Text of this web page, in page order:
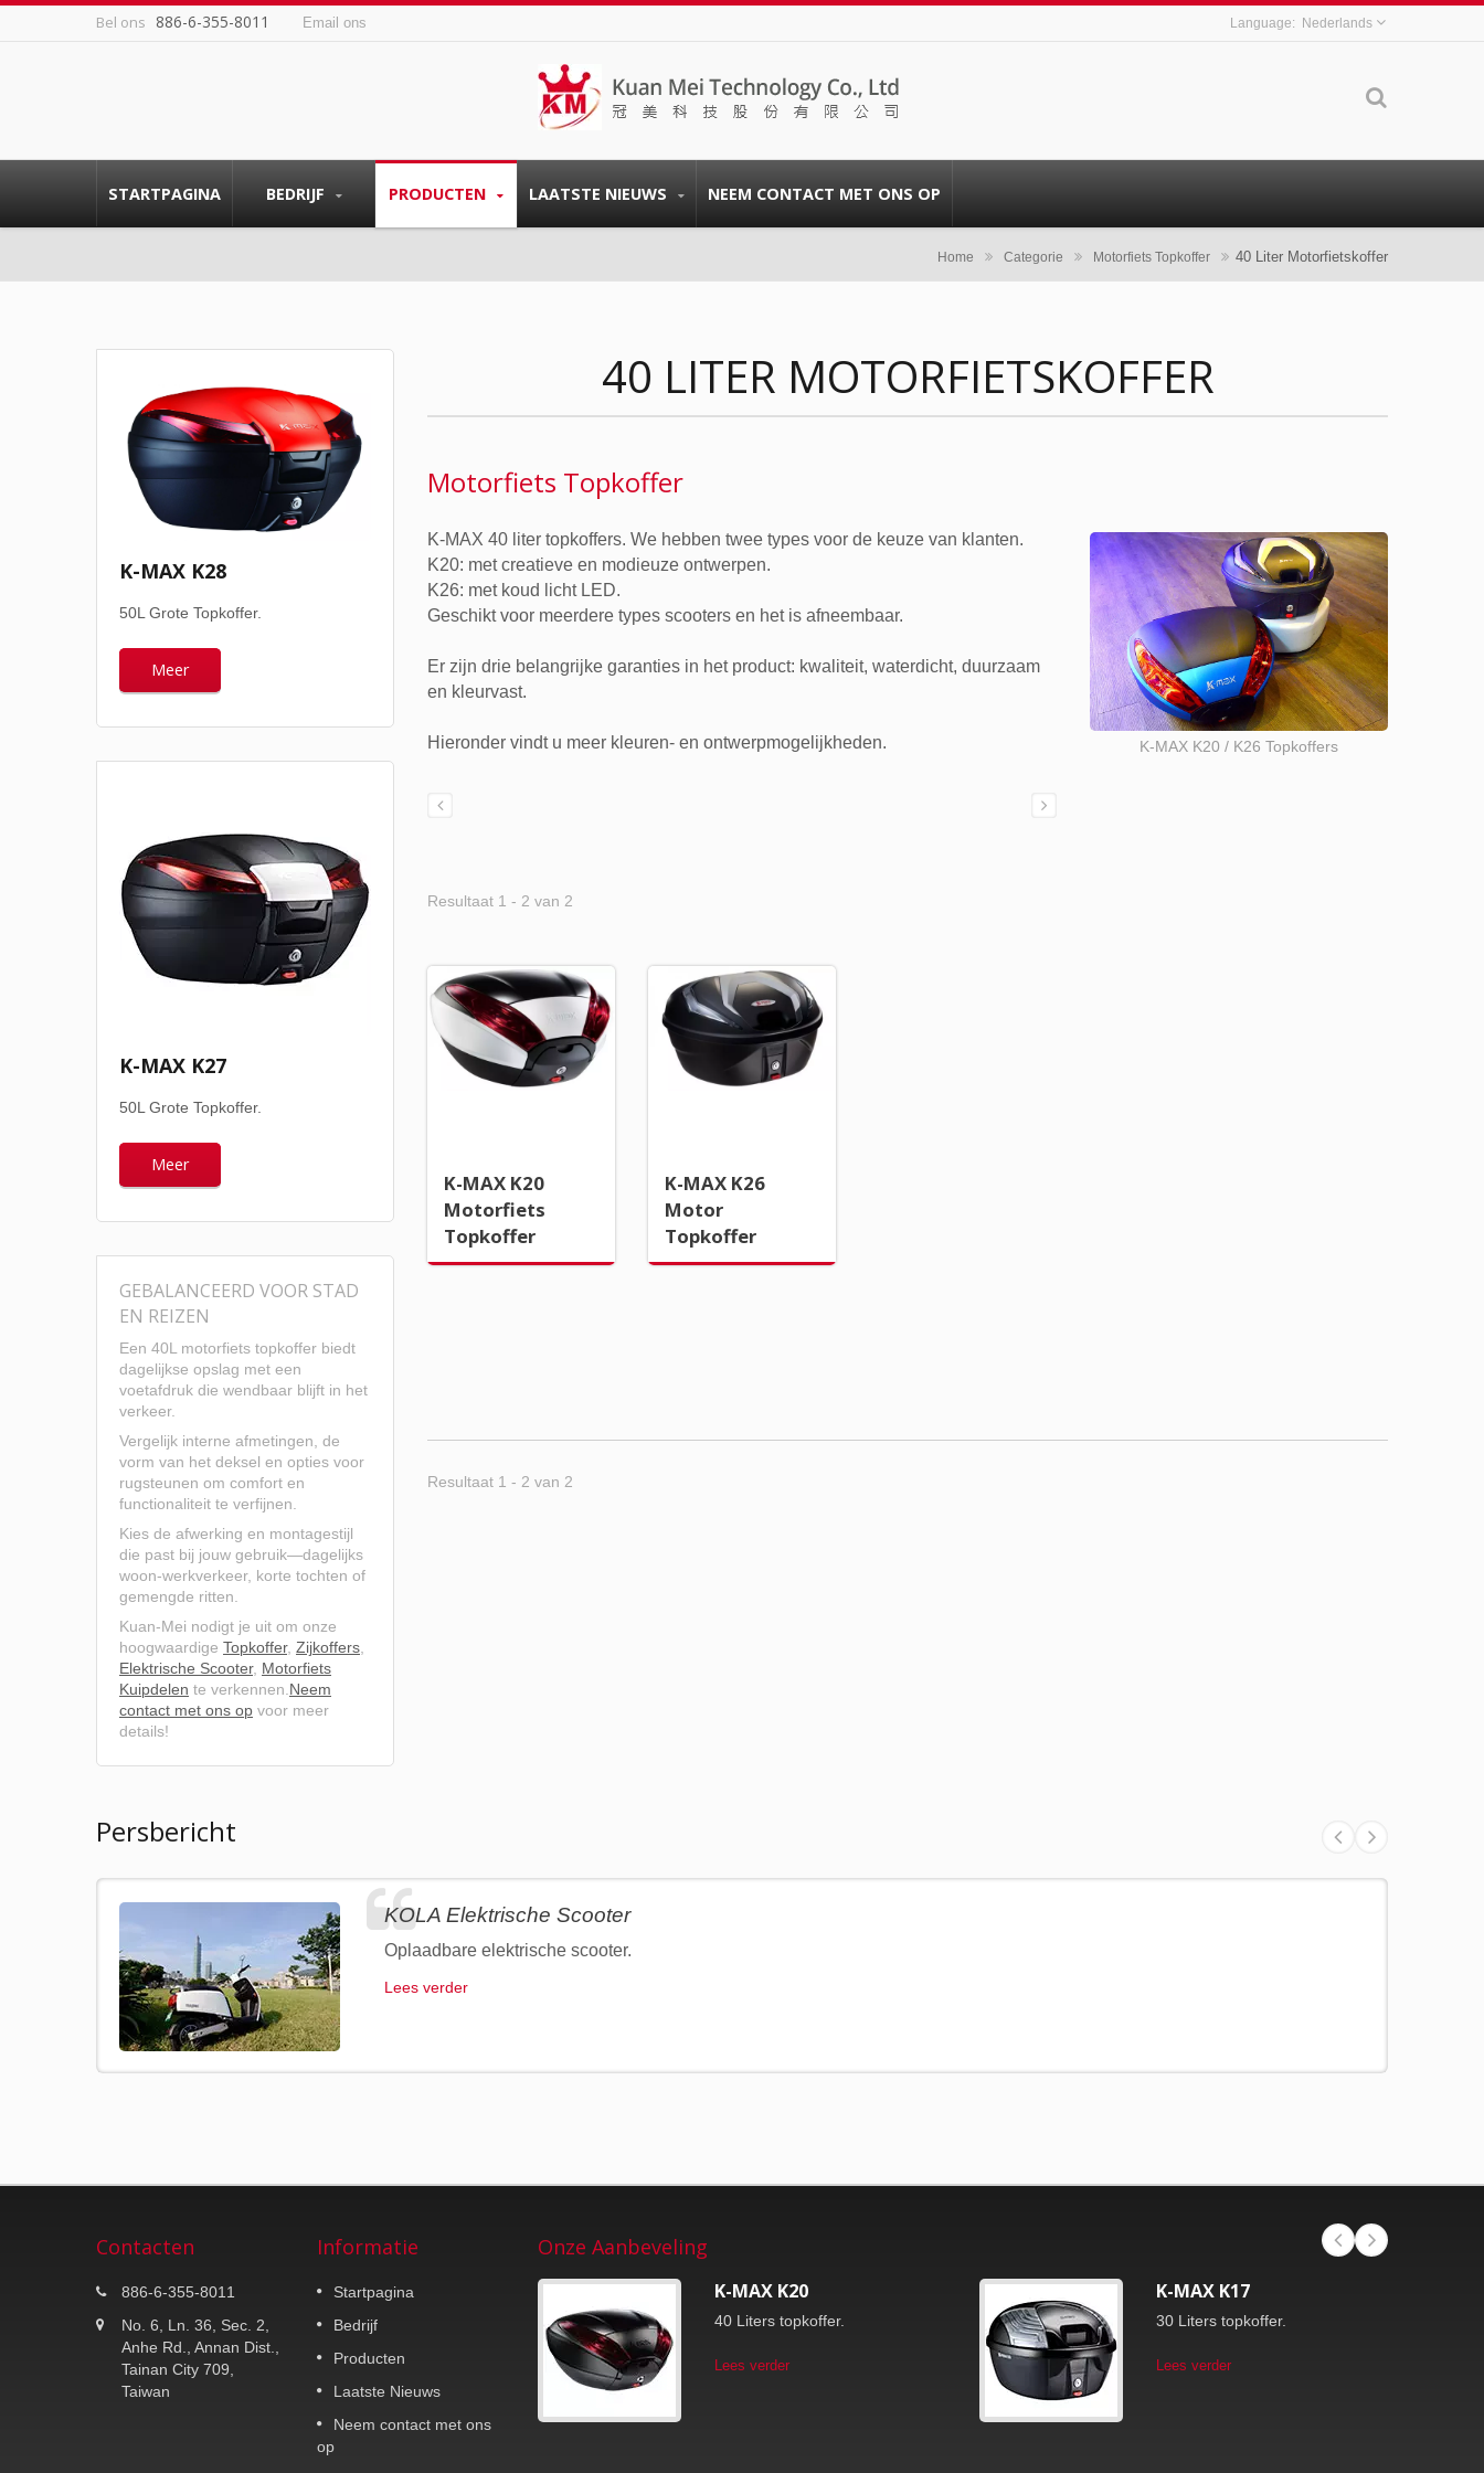
Bel ons 886-6-355-8011 Email ons Nederlands
STARTPAGINA BEDRIJF PRODUCTEN LAATSTE NIEUWS NEEM CONTACT MET ONS OP
Home Categorie Motorfiets Topkoffer 40 Liter Motorfietskoffer
K-MAX K28
50L Grote Topkoffer.
Meer
K-MAX K27
50L Grote Topkoffer.
Meer
GEBALANCEERD VOOR STAD
EN REIZEN
Een 40L motorfiets topkoffer biedt
dagelijkse opslag met een
voetafdruk die wendbaar blijft in het
verkeer.
Vergelijk interne afmetingen, de
vorm van het deksel en opties voor
rugsteunen om comfort en
functionaliteit te verfijnen.
Kies de afwerking en montagestijl
die past bij jouw gebruik—dagelijks
woon-werkverkeer, korte tochten of
gemengde ritten.
Kuan-Mei nodigt je uit om onze
hoogwaardige Topkoffer, Zijkoffers
Elektrische Scooter, Motorfiets
Kuipdelen te verkennen. Neem
contact met ons op voor meer
details!
40 LITER MOTORFIETSKOFFER
Motorfiets Topkoffer
K-MAX K20 / K26 Topkoffers
K-MAX 40 liter topkoffers. We hebben twee types voor de keuze van klanten.
K20: met creatieve en modieuze ontwerpen.
K26: met koud licht LED.
Geschikt voor meerdere types scooters en het is afneembaar.
Er zijn drie belangrijke garanties in het product: kwaliteit, waterdicht, duurzaam
en kleurvast.
Hieronder vindt u meer kleuren- en ontwerpmogelijkheden.
Resultaat 1 - 2 van 2
K-MAX K20
Motorfiets
Topkoffer
K-MAX K26
Motor
Topkoffer
Resultaat 1 - 2 van 2
Persbericht
KOLA Elektrische Scooter
Oplaadbare elektrische scooter.
Lees verder
Contacten
886-6-355-8011
No. 6, Ln. 36, Sec. 2,
Anhe Rd., Annan Dist.,
Tainan City 709,
Taiwan
Informatie
Startpagina
Bedrijf
Producten
Laatste Nieuws
Neem contact met ons
op
Onze Aanbeveling
K-MAX K25
30 Liters topkoffer.
Lees verder
K-MAX K20
40 Liters topkoffer.
Lees verder
K-MAX K17
30 Liters topkoffer.
Lees verder